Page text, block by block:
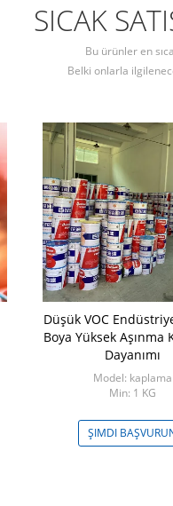
SICAK
Bu ürünler en
Belki onlarla
Düşük VOC
Boya Yüksek Aşınma
Dayanımı
Model: kaplama
Min: 1 KG
ŞIMDI